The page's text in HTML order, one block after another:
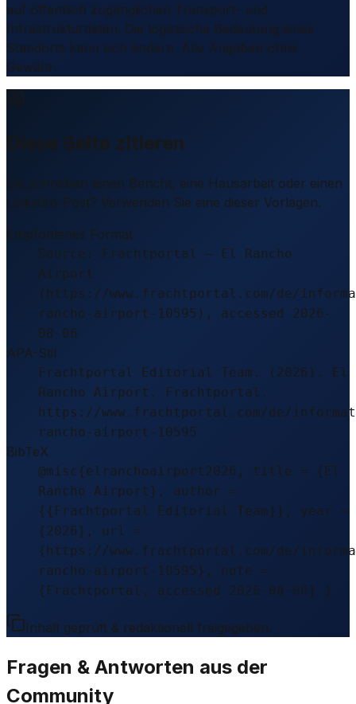
auf öffentlich zugänglichen Transport- und
Infrastrukturdaten. Die logistische Bedeutung eines
Standorts kann sich ändern. Alle Angaben ohne
Gewähr.
Diese Seite zitieren
Sie schreiben einen Bericht, eine Hausarbeit oder einen
LinkedIn-Post? Verwenden Sie eine dieser Vorlagen.
Empfohlenes Format
Source: Frachtportal – El Rancho
Airport
(https://www.frachtportal.com/de/
rancho-airport-10595), accessed 2026-
08-06
APA-Stil
Frachtportal Editorial Team. (2026). El
Rancho Airport. Frachtportal.
https://www.frachtportal.com/de/
rancho-airport-10595
BibTeX
@misc{elranchoairport2026, title = {El
Rancho Airport}, author =
{{Frachtportal Editorial Team}}, year =
{2026}, url =
{https://www.frachtportal.com/de/
rancho-airport-10595}, note =
{Frachtportal, accessed 2026-08-06} }
Inhalt geprüft & redaktionell freigegeben.
Fragen & Antworten aus der
Community